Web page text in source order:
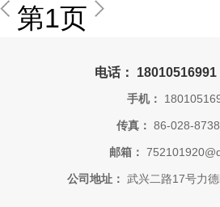
第1页
电话： 18010516991
手机：
传真： 86-028-
邮箱：
公司地址： 武兴二路17号力